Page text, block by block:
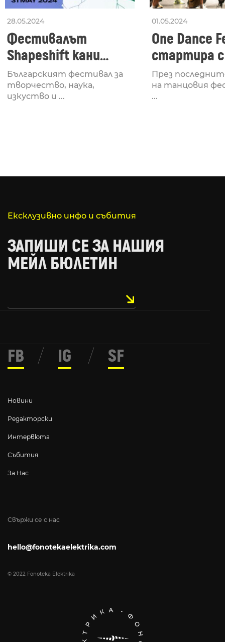
28.05.2024
Фестивалът
Shapeshift кани
Fabrizio Mammarella
за откриването си
Българският фестивал за
творчество, наука,
изкуство и ...
01.05.2024
One Dance
стартира
Lucid,
рейв
През
на танцовия
...
Ексклузивно инфо и събития
ЗАПИШИ СЕ ЗА НАШИЯ
МЕЙЛ БЮЛЕТИН
Свържи се с нас
hello@fonotekaelektrika.com
© 2022 Fonoteka Elektrika
Новини
Редакторски
Интервюта
Събития
За Нас
FB / IG / SF